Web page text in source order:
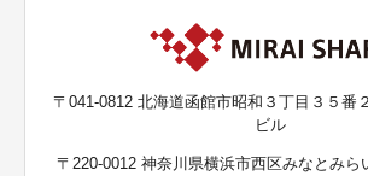
〒041-0812 北海道函館市昭和３丁目３５番
ビル
〒220-0012 神奈川県横浜市西区みなとみら